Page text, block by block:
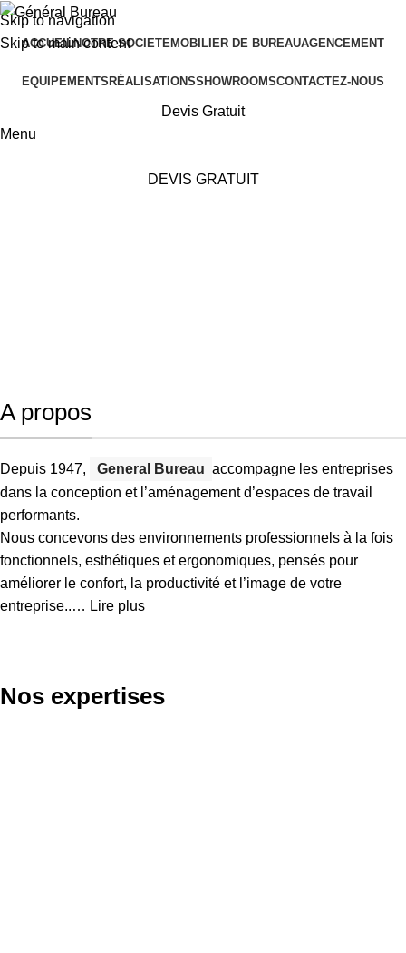
Skip to navigation
Skip to main content
ACCUEILNOTRE SOCIETE MOBILIER DE BUREAUAGENCEMENT
EQUIPEMENTS RÉALISATIONSSHOWROOMSCONTACTEZ-NOUS
Devis Gratuit
Menu
DEVIS GRATUIT
A propos​
Depuis 1947, General Bureau accompagne les entreprises
dans la conception et l’aménagement d’espaces de travail
performants.
Nous concevons des environnements professionnels à la fois
fonctionnels, esthétiques et ergonomiques, pensés pour
améliorer le confort, la productivité et l’image de votre
entreprise..… Lire plus
Nos expertises